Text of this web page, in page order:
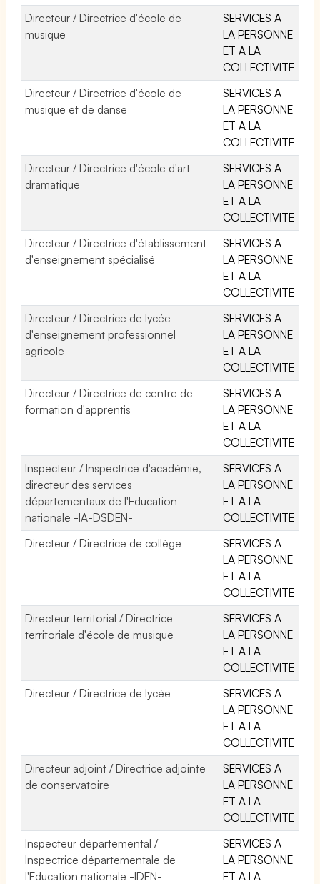
Directeur / Directrice d'école de
musique
SERVICES A
LA PERSONNE
ET A LA
COLLECTIVITE
Directeur / Directrice d'école de
musique et de danse
SERVICES A
LA PERSONNE
ET A LA
COLLECTIVITE
Directeur / Directrice d'école d'art
dramatique
SERVICES A
LA PERSONNE
ET A LA
COLLECTIVITE
Directeur / Directrice d'établissement
d'enseignement spécialisé
SERVICES A
LA PERSONNE
ET A LA
COLLECTIVITE
Directeur / Directrice de lycée
d'enseignement professionnel
agricole
SERVICES A
LA PERSONNE
ET A LA
COLLECTIVITE
Directeur / Directrice de centre de
formation d'apprentis
SERVICES A
LA PERSONNE
ET A LA
COLLECTIVITE
Inspecteur / Inspectrice d'académie,
directeur des services
départementaux de l'Education
nationale -IA-DSDEN-
SERVICES A
LA PERSONNE
ET A LA
COLLECTIVITE
Directeur / Directrice de collège
SERVICES A
LA PERSONNE
ET A LA
COLLECTIVITE
Directeur territorial / Directrice
territoriale d'école de musique
SERVICES A
LA PERSONNE
ET A LA
COLLECTIVITE
Directeur / Directrice de lycée
SERVICES A
LA PERSONNE
ET A LA
COLLECTIVITE
Directeur adjoint / Directrice adjointe
de conservatoire
SERVICES A
LA PERSONNE
ET A LA
COLLECTIVITE
Inspecteur départemental /
Inspectrice départementale de
l'Education nationale -IDEN-
SERVICES A
LA PERSONNE
ET A LA